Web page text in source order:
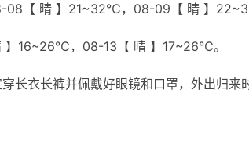
【 晴 】21~32℃，08-09【 晴 】
16~26℃，08-13【 晴 】17~26℃。
长衣长裤并佩戴好眼镜和口罩，外出归来